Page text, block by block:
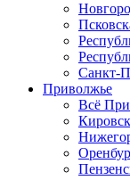
Санкт-
Приволжье
Всё